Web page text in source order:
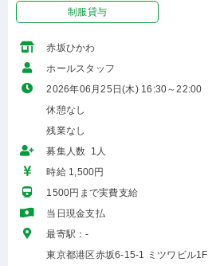
制服貸与
赤坂ひかわ
ホールスタッフ
2026年06月25日(木) 16:30～22:00
休憩なし
残業なし
募集人数 1人
時給 1,500円
1500円まで実費支給
当日現金支払
最寄駅：-
東京都港区赤坂6-15-1 ミツワビル1F